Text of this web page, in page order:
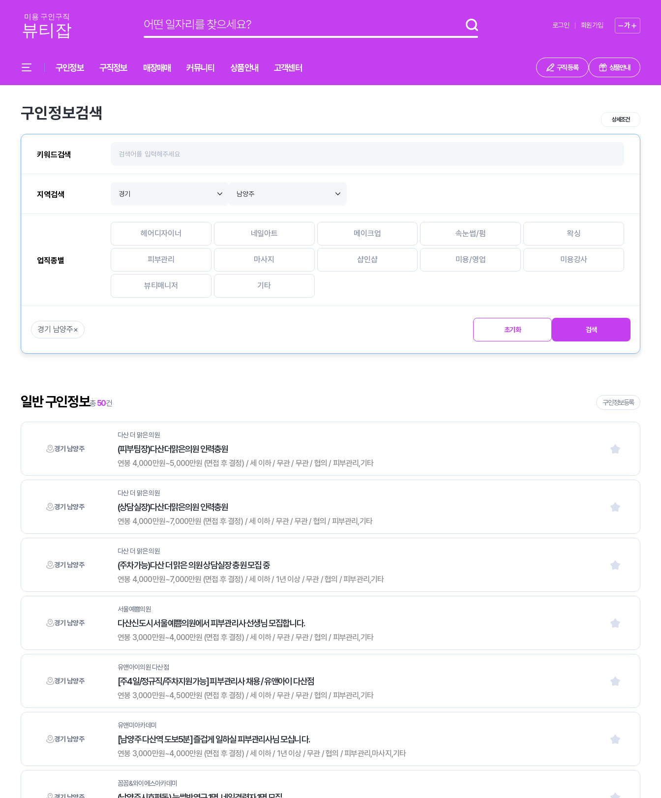
로그인 회원가입 가
구인정보 구직정보 매장매매 커뮤니티 상품안내 고객센터 구직 등록 상품안내
구인정보검색 상세조건
키워드검색
지역검색
업직종별
헤어디자이너 네일아트 메이크업 속눈썹/펌 왁싱
피부관리 마사지 샵인샵 미용/영업 미용강사
뷰티매니저 기타
초기화 검색
경기 남양주×
일반 구인정보총50건 구인정보등록
경기 남양주
다산 더 맑은 의원
(피부팀장)다산더맑은의원 인력충원
연봉 4,000만원~5,000만원 (면접 후 결정) / 세 이하 / 무관 / 무관 / 협의 / 피부관리,기타
경기 남양주
다산 더 맑은 의원
(상담실장)다산더맑은의원 인력충원
연봉 4,000만원~7,000만원 (면접 후 결정) / 세 이하 / 무관 / 무관 / 협의 / 피부관리,기타
경기 남양주
다산 더 맑은 의원
(주차가능)다산 더 맑은 의원 상담실장 충원 모집 중
연봉 4,000만원~7,000만원 (면접 후 결정) / 세 이하 / 1년 이상 / 무관 / 협의 / 피부관리,기타
경기 남양주
서울예쁨의원
다산신도시 서울예쁨의원에서 피부관리사 선생님 모집합니다.
연봉 3,000만원~4,000만원 (면접 후 결정) / 세 이하 / 무관 / 무관 / 협의 / 피부관리,기타
경기 남양주
유앤아이의원 다산점
[주4일/정규직/주차지원가능] 피부관리사 채용 / 유앤아이 다산점
연봉 3,000만원~4,500만원 (면접 후 결정) / 세 이하 / 무관 / 무관 / 협의 / 피부관리,기타
경기 남양주
유앤미아카데미
[남양주 다산역 도보5분] 즐겁게 일하실 피부관리사님 모십니다.
연봉 3,000만원~4,000만원 (면접 후 결정) / 세 이하 / 1년 이상 / 무관 / 협의 / 피부관리,마사지,기타
꼼꼼&와이에스아카데미